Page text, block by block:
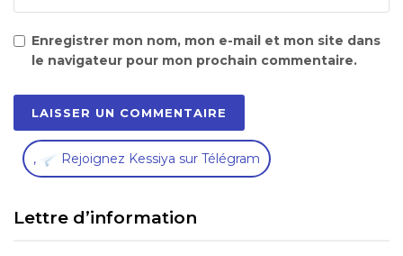
Enregistrer mon nom, mon e-mail et mon site dans
le navigateur pour mon prochain commentaire.
, Rejoignez Kessiya sur Télégram
Lettre d’information